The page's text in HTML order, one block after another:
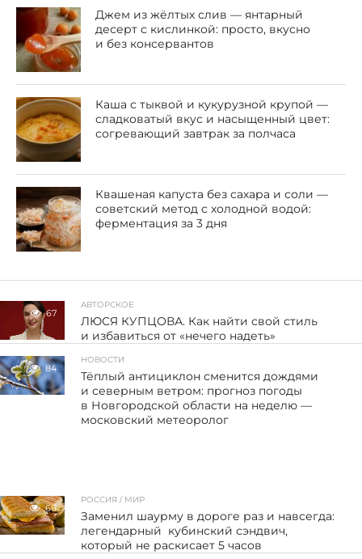
Джем из жёлтых слив — янтарный
десерт с кислинкой: просто, вкусно
и без консервантов
Каша с тыквой и кукурузной крупой —
сладковатый вкус и насыщенный цвет:
согревающий завтрак за полчаса
Квашеная капуста без сахара и соли —
советский метод с холодной водой:
ферментация за 3 дня
67
АВТОРСКОЕ
ЛЮСЯ КУПЦОВА. Как найти свой стиль
и избавиться от «нечего надеть»
84
НОВОСТИ
Тёплый антициклон сменится дождями
и северным ветром: прогноз погоды
в Новгородской области на неделю —
московский метеоролог
66
РОССИЯ / МИР
Заменил шаурму в дороге раз и навсегда:
легендарный кубинский сэндвич,
который не раскисает 5 часов